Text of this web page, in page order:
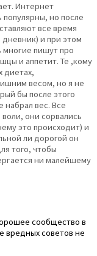
Интернет
но после
все время
и при этом
многие пишут про
и аппетит. Те ,кому
диетах,
весом, но я не
бы после этого
набрал вес. Все
они сорвались
это происходит) и
ли дорогой он
того, чтобы
ни малейшему
сообщество в
вредных советов не